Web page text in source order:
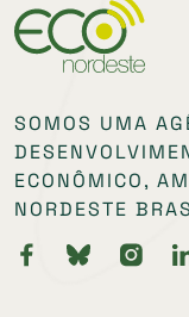
SOMOS UMA
ECONÔMICO,
NORDESTE